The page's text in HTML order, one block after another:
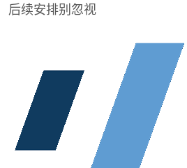
后续安排别忽视